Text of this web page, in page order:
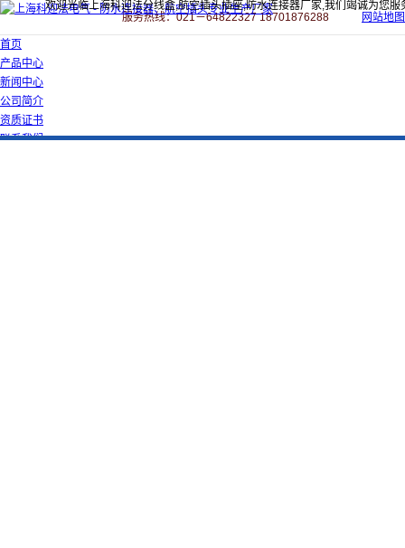
欢迎光临上海科迎法分线盒,航空插头插座,防水连接器厂家,我们竭诚为您服
服务热线：021－64822327 18701876288
网站地图
首页
产品中心
新闻中心
公司简介
资质证书
联系我们